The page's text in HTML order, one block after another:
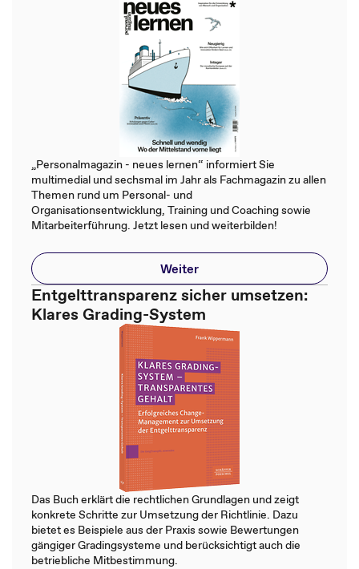
„Personalmagazin - neues lernen“ informiert Sie
multimedial und sechsmal im Jahr als Fachmagazin zu allen
Themen rund um Personal- und
Organisationsentwicklung, Training und Coaching sowie
Mitarbeiterführung. Jetzt lesen und weiterbilden!
Weiter
Entgelttransparenz sicher umsetzen:
Klares Grading-System
Das Buch erklärt die rechtlichen Grundlagen und zeigt
konkrete Schritte zur Umsetzung der Richtlinie. Dazu
bietet es Beispiele aus der Praxis sowie Bewertungen
gängiger Gradingsysteme und berücksichtigt auch die
betriebliche Mitbestimmung.